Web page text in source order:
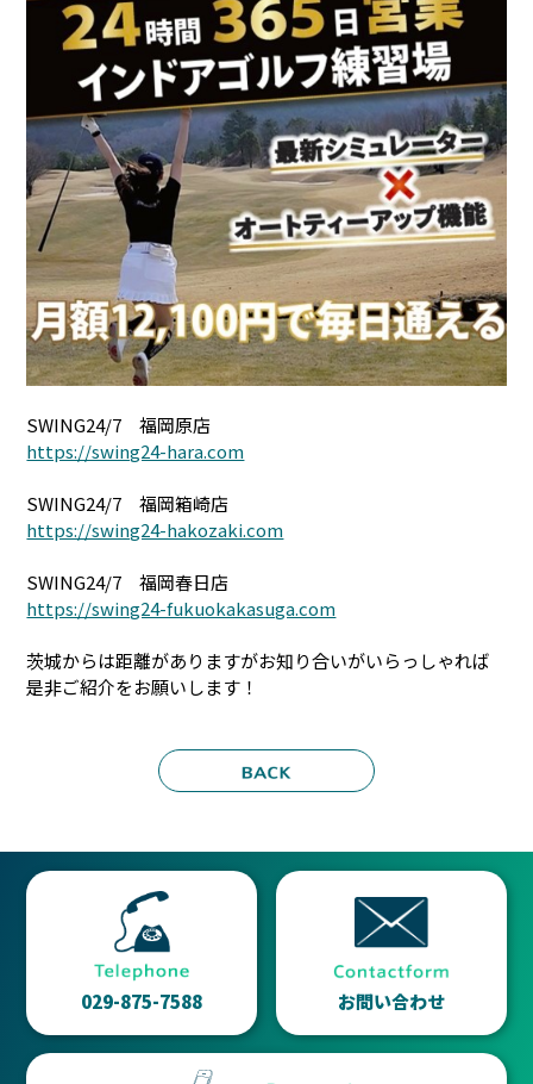
SWING24/7 福岡原店
https://swing24-hara.com
SWING24/7 福岡箱崎店
https://swing24-hakozaki.com
SWING24/7 福岡春日店
https://swing24-fukuokakasuga.com
茨城からは距離がありますがお知り合いがいらっしゃれば
是非ご紹介をお願いします！
029-875-7588 お問い合わせ